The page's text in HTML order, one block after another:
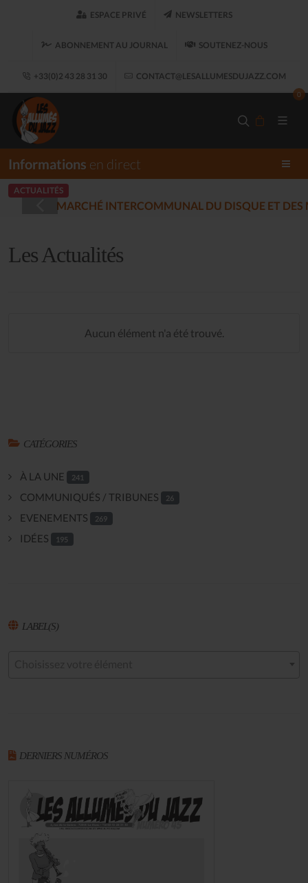
ESPACE PRIVÉ NEWSLETTERS
ABONNEMENT AU JOURNAL SOUTENEZ-NOUS
+33(0)2 43 28 31 30 CONTACT@LESALLUMESDUJAZZ.COM
0
Informations en direct
ACTUALITÉS
LES ALLUMÉS
Les Actualités
Aucun élément n'a été trouvé.
CATÉGORIES
À LA UNE 241
COMMUNIQUÉS / TRIBUNES 26
EVENEMENTS 269
IDÉES 195
LABEL(S)
DERNIERS NUMÉROS